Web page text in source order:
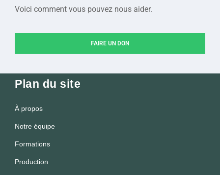
Voici comment vous pouvez nous aider.
FAIRE UN DON
Plan du site
À propos
Notre équipe
Formations
Production